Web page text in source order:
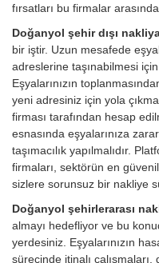
fırsatları bu firmalar
Doğanyol şehir dışı
bir iştir. Uzun mesafede
adreslerine taşınabilmesi
Eşyalarınızın
yeni adresiniz için yola
firması tarafından hesap
esnasında eşyalarınıza
taşımacılık yapılmalıdır.
firmaları, sektörün en
sizlere sorunsuz bir nakliye
Doğanyol şehirlerarası
almayı hedefliyor ve bu
yerdesiniz. Eşyalarınızın
sürecinde itinalı